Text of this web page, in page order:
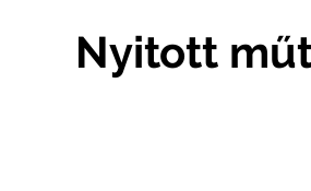
Nyitott